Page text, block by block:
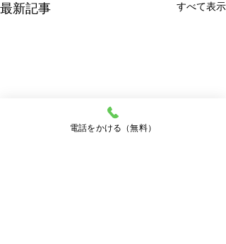
最新記事 すべて表示
電話をかける（無料）